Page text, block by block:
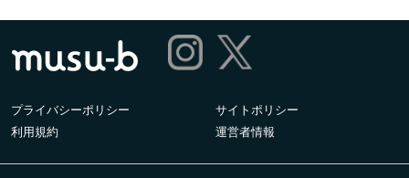
プライバシーポリシー
サイトポリシー
利用規約
運営者情報